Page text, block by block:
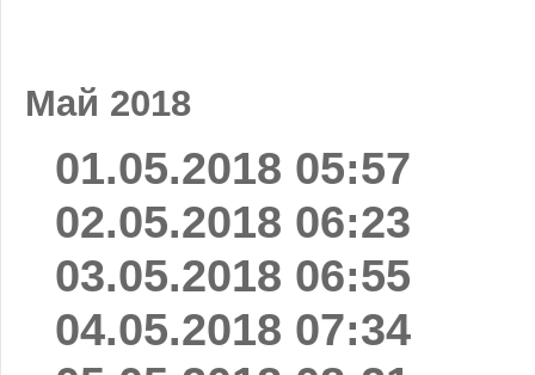
Май 2018
01.05.2018 05:57
02.05.2018 06:23
03.05.2018 06:55
04.05.2018 07:34